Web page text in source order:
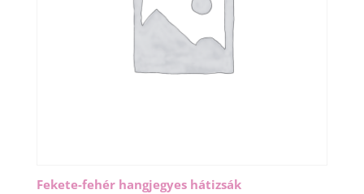
Fekete-fehér hangjegyes hátizsák